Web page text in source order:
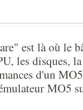
est là où le
les disques,
d'un
MO5